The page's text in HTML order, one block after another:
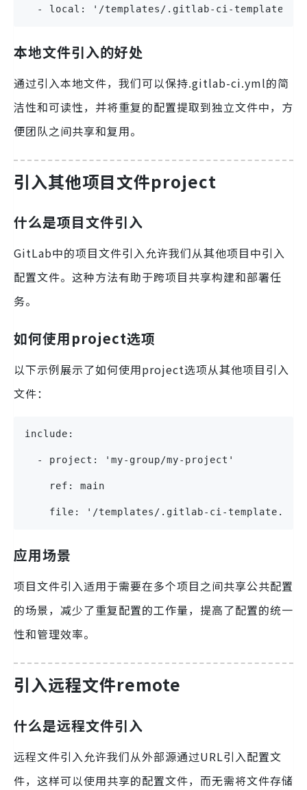
- local: '/templates/.gitlab-ci-
本地文件引入的好处
通过引入本地文件，我们可以保持.gitlab-ci.yml的简
洁性和可读性，并将重复的配置提取到独立文件中，方
便团队之间共享和复用。
引入其他项目文件project
什么是项目文件引入
GitLab中的项目文件引入允许我们从其他项目中引入
配置文件。这种方法有助于跨项目共享构建和部署任
务。
如何使用project选项
以下示例展示了如何使用project选项从其他项目引入
文件：
include:
  - project: 'my-group/my-project'
    ref: main
file: '/templates/.gitlab-ci-
应用场景
项目文件引入适用于需要在多个项目之间共享公共配置
的场景，减少了重复配置的工作量，提高了配置的统一
性和管理效率。
引入远程文件remote
什么是远程文件引入
远程文件引入允许我们从外部源通过URL引入配置文
件，这样可以使用共享的配置文件，而无需将文件存储